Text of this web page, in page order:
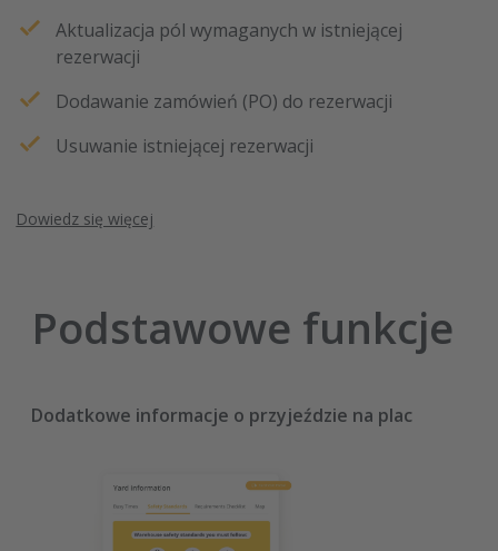
Aktualizacja pól wymaganych w istniejącej
rezerwacji
Dodawanie zamówień (PO) do rezerwacji
Usuwanie istniejącej rezerwacji
Dowiedz się więcej
Podstawowe funkcje
Dodatkowe informacje o przyjeździe na plac